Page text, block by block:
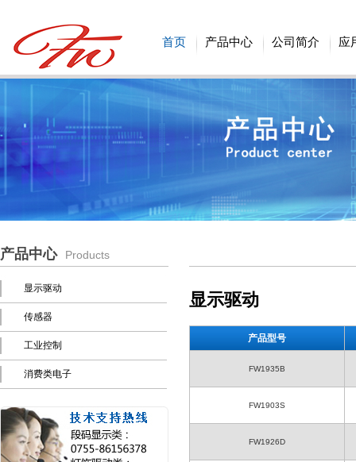
首页 产品中心 公司简介 应
产品中心 Products
显示驱动
传感器
工业控制
消费类电子
显示驱动
产品型号
FW1935B
FW1903S
FW1926D